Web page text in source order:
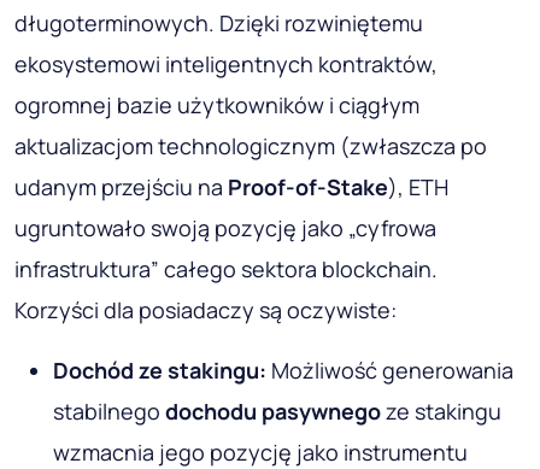
długoterminowych. Dzięki rozwiniętemu
ekosystemowi inteligentnych kontraktów,
ogromnej bazie użytkowników i ciągłym
aktualizacjom technologicznym (zwłaszcza po
udanym przejściu na Proof-of-Stake), ETH
ugruntowało swoją pozycję jako „cyfrowa
infrastruktura” całego sektora blockchain.
Korzyści dla posiadaczy są oczywiste:
Dochód ze stakingu: Możliwość generowania
stabilnego dochodu pasywnegoze stakingu
wzmacnia jego pozycję jako instrumentu